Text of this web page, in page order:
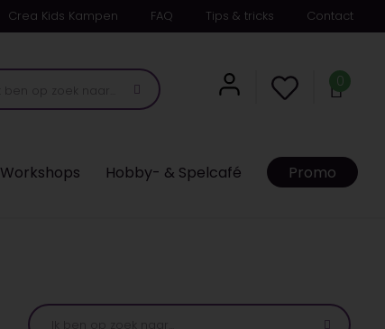
Crea Kids Kampen FAQ Tips & tricks Contact
0
Workshops Hobby- & Spelcafé Promo